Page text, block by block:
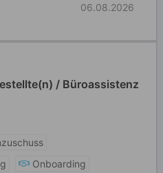
06.08.2026
/ Büroassistenz
Onboarding